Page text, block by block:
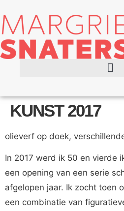
KUNST 2017
olieverf op doek,
In 2017 werd ik 50 en vierde
een opening van een serie
afgelopen jaar. Ik zocht toen
een combinatie van